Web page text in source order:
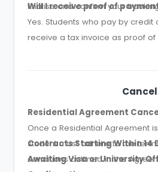
finalise and confirm your
Will I receive proof of
Yes. Students who pay by credit
receive a tax invoice as proof of
Residential Agreement
Once a Residential Agreement
student must adhere to the
conditions outlined in the
Contracts Starting Within 14
Awaiting Visa or University